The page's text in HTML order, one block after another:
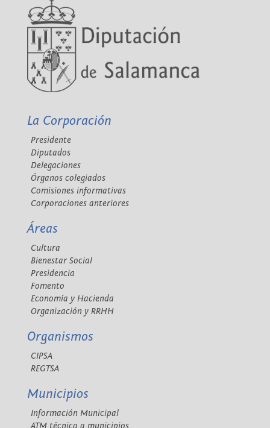
La Corporación
Presidente
Diputados
Delegaciones
Órganos colegiados
Comisiones informativas
Corporaciones anteriores
Áreas
Cultura
Bienestar Social
Presidencia
Fomento
Economía y Hacienda
Organización y RRHH
Organismos
CIPSA
REGTSA
Municipios
Información Municipal
ATM técnica a municipios